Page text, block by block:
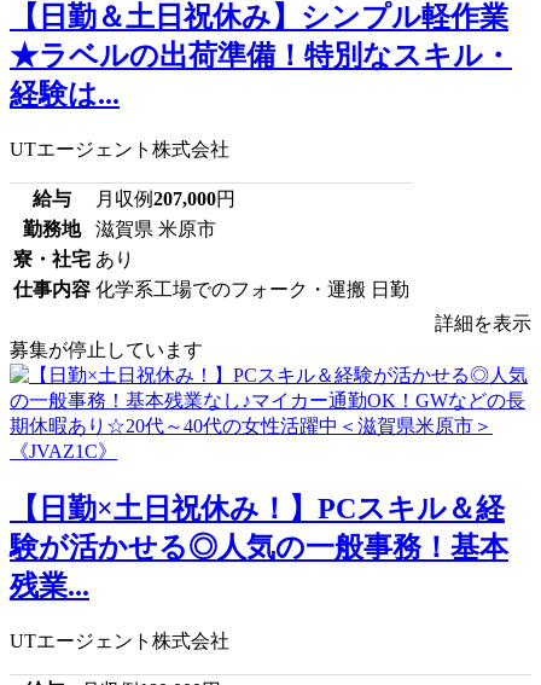
【日勤＆土日祝休み】シンプル軽作業
★ラベルの出荷準備！特別なスキル・
経験は...
UTエージェント株式会社
給与 月収例207,000円
勤務地
滋賀県 米原市
寮・社宅 あり
仕事内容 化学系工場でのフォーク・運搬 日勤
詳細を表示
募集が停止しています
【日勤×土日祝休み！】PCスキル＆経
験が活かせる◎人気の一般事務！基本
残業...
UTエージェント株式会社